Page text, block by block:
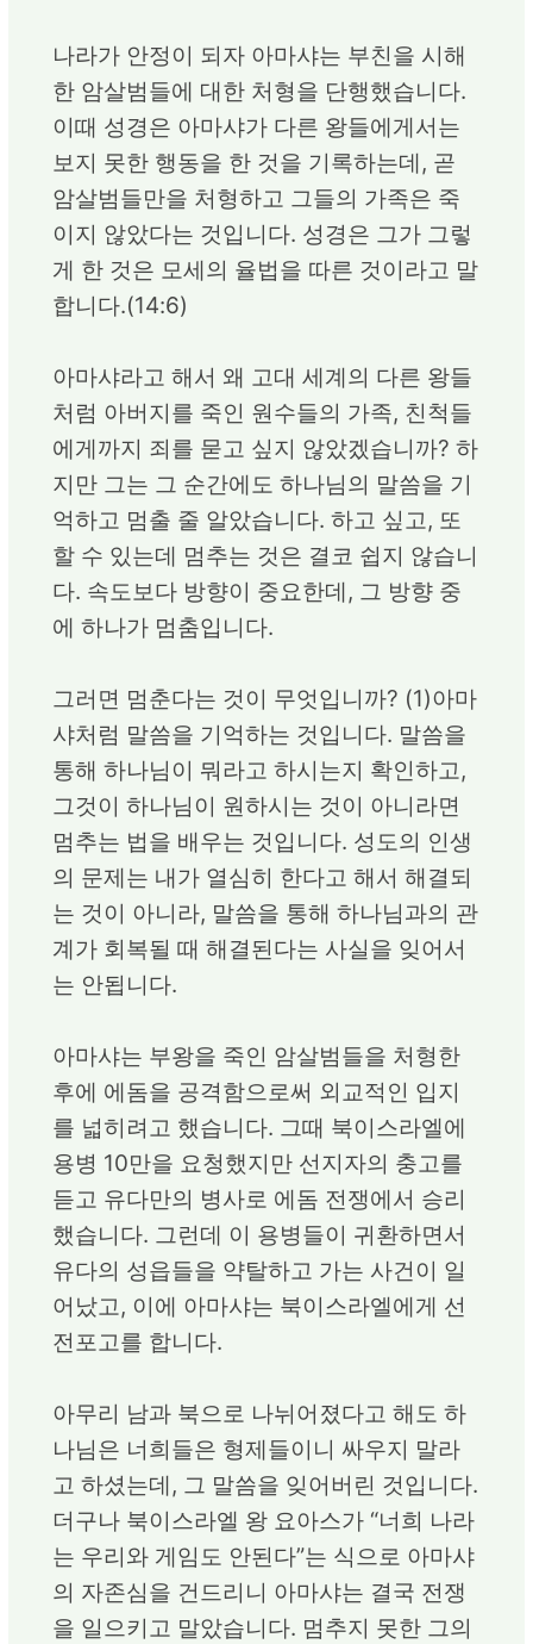
나라가 안정이 되자 아마샤는 부친을 시해
한 암살범들에 대한 처형을 단행했습니다.
이때 성경은 아마샤가 다른 왕들에게서는
보지 못한 행동을 한 것을 기록하는데, 곧
암살범들만을 처형하고 그들의 가족은 죽
이지 않았다는 것입니다. 성경은 그가 그렇
게 한 것은 모세의 율법을 따른 것이라고 말
합니다.(14:6)
아마샤라고 해서 왜 고대 세계의 다른 왕들
처럼 아버지를 죽인 원수들의 가족, 친척들
에게까지 죄를 묻고 싶지 않았겠습니까? 하
지만 그는 그 순간에도 하나님의 말씀을 기
억하고 멈출 줄 알았습니다. 하고 싶고, 또
할 수 있는데 멈추는 것은 결코 쉽지 않습니
다. 속도보다 방향이 중요한데, 그 방향 중
에 하나가 멈춤입니다.
그러면 멈춘다는 것이 무엇입니까? (1)아마
샤처럼 말씀을 기억하는 것입니다. 말씀을
통해 하나님이 뭐라고 하시는지 확인하고,
그것이 하나님이 원하시는 것이 아니라면
멈추는 법을 배우는 것입니다. 성도의 인생
의 문제는 내가 열심히 한다고 해서 해결되
는 것이 아니라, 말씀을 통해 하나님과의 관
계가 회복될 때 해결된다는 사실을 잊어서
는 안됩니다.
아마샤는 부왕을 죽인 암살범들을 처형한
후에 에돔을 공격함으로써 외교적인 입지
를 넓히려고 했습니다. 그때 북이스라엘에
용병 10만을 요청했지만 선지자의 충고를
듣고 유다만의 병사로 에돔 전쟁에서 승리
했습니다. 그런데 이 용병들이 귀환하면서
유다의 성읍들을 약탈하고 가는 사건이 일
어났고, 이에 아마샤는 북이스라엘에게 선
전포고를 합니다.
아무리 남과 북으로 나뉘어졌다고 해도 하
나님은 너희들은 형제들이니 싸우지 말라
고 하셨는데, 그 말씀을 잊어버린 것입니다.
더구나 북이스라엘 왕 요아스가 “너희 나라
는 우리와 게임도 안된다”는 식으로 아마샤
의 자존심을 건드리니 아마샤는 결국 전쟁
을 일으키고 말았습니다. 멈추지 못한 그의